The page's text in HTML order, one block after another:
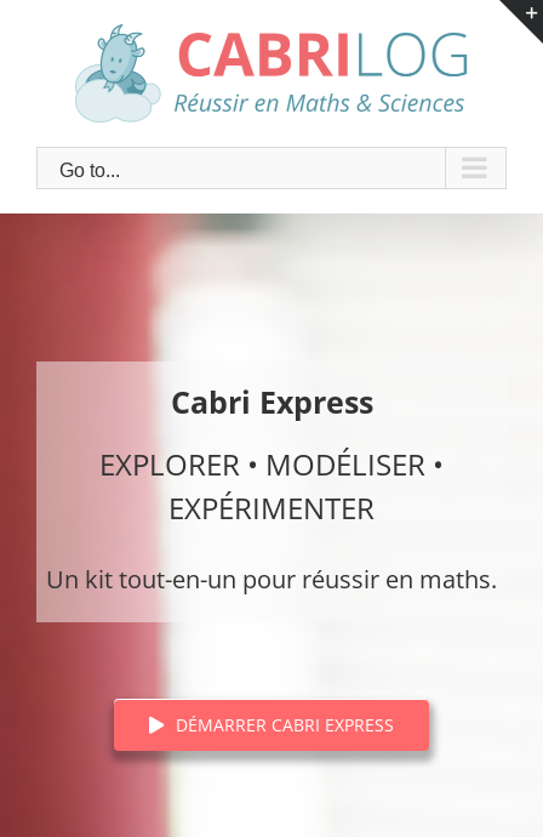
Go to...
Cabri Express
EXPLORER • MODÉLISER •
EXPÉRIMENTER
Un kit tout-en-un pour réussir en maths.
DÉMARRER CABRI EXPRESS